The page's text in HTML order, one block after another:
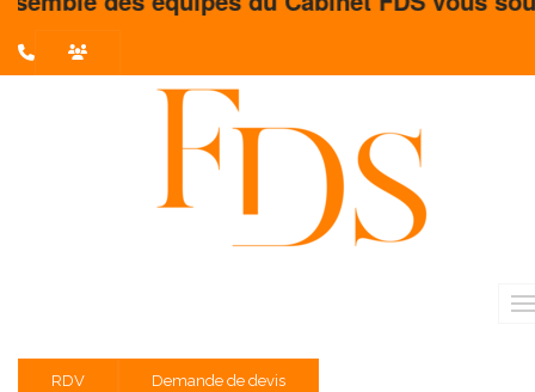
RDV Demande de devis
L'actualité du mois
Hausse des coûts de l’énergie : les
leviers Urssaf à activer pour soulager